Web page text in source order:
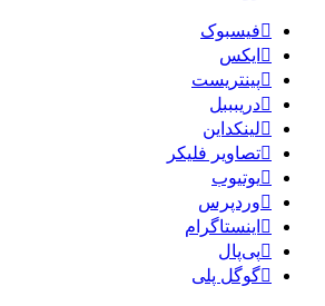
فیسبوک
ایکس
پینتریست
دریبببل
لینکداین
تصاویر فلیکر
یوتیوب
وردپرس
اینستاگرام
پی‌پال
گوگل پلی